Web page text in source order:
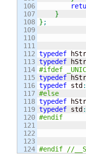
106
107
108
109
110
111
112
113
114
115
116
117
118
119
120
121
122
123
}
} ;
typedef
typedef
#ifdef
typedef
typedef std
#else
typedef
typedef std
#endif
#endif //